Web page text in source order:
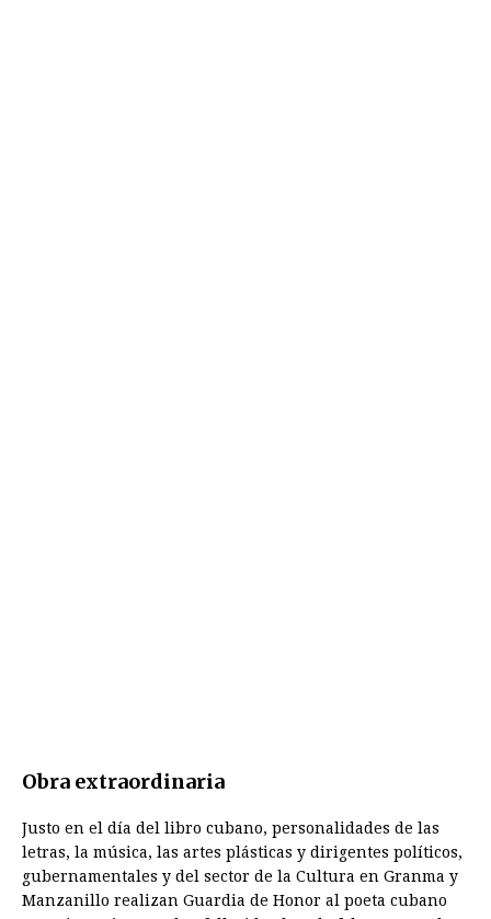
Obra extraordinaria
Justo en el día del libro cubano, personalidades de las
letras, la música, las artes plásticas y dirigentes políticos,
gubernamentales y del sector de la Cultura en Granma y
Manzanillo realizan Guardia de Honor al poeta cubano